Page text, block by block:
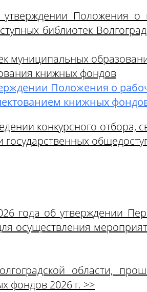
Положения о
библиотек
муниципальных
книжных фондов
Положения о
книжных
конкурсного отбора,
года об утверждении
осуществления
области,
фондов 2026 г. >>